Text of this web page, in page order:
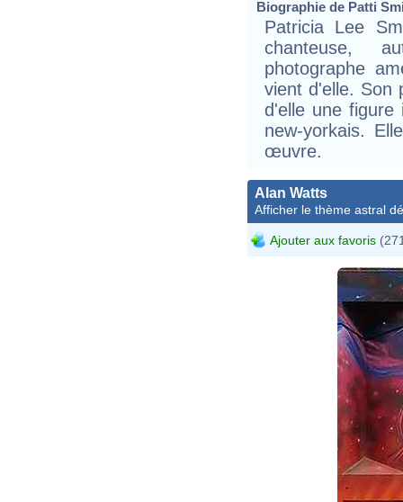
Biographie de Patti
Patricia Lee
chanteuse,
photographe
vient d'elle. Son
d'elle une figure
new-yorkais.
œuvre.
Alan Watts
Afficher le thème astral
Ajouter aux favoris